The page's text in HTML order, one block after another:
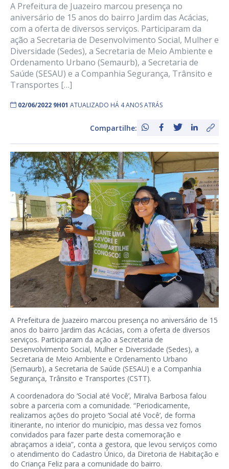
A Prefeitura de Juazeiro marcou presença no
aniversário de 15 anos do bairro Jardim das Acácias,
com a oferta de diversos serviços. Participaram da
ação a Secretaria de Desenvolvimento Social, Mulher e
Diversidade (Sedes), a Secretaria de Meio Ambiente e
Ordenamento Urbano (Semaurb), a Secretaria de
Saúde (SESAU) e a Companhia Segurança, Trânsito e
Transportes […]
02/06/2022 9H01 ATUALIZADO HÁ 4 ANOS ATRÁS
Compartilhe:
A Prefeitura de Juazeiro marcou presença no aniversário de 15
anos do bairro Jardim das Acácias, com a oferta de diversos
serviços. Participaram da ação a Secretaria de
Desenvolvimento Social, Mulher e Diversidade (Sedes), a
Secretaria de Meio Ambiente e Ordenamento Urbano
(Semaurb), a Secretaria de Saúde (SESAU) e a Companhia
Segurança, Trânsito e Transportes (CSTT).
A coordenadora do ‘Social até Você’, Miralva Barbosa falou
sobre a parceria com a comunidade. “Periodicamente,
realizamos ações do projeto ‘Social até Você’, de forma
itinerante, no interior do município, mas dessa vez fomos
convidados para fazer parte desta comemoração e
abraçamos a ideia”, conta a gestora, que levou serviços como
o atendimento do Cadastro Único, da Diretoria de Habitação e
do Criança Feliz para a comunidade do bairro.